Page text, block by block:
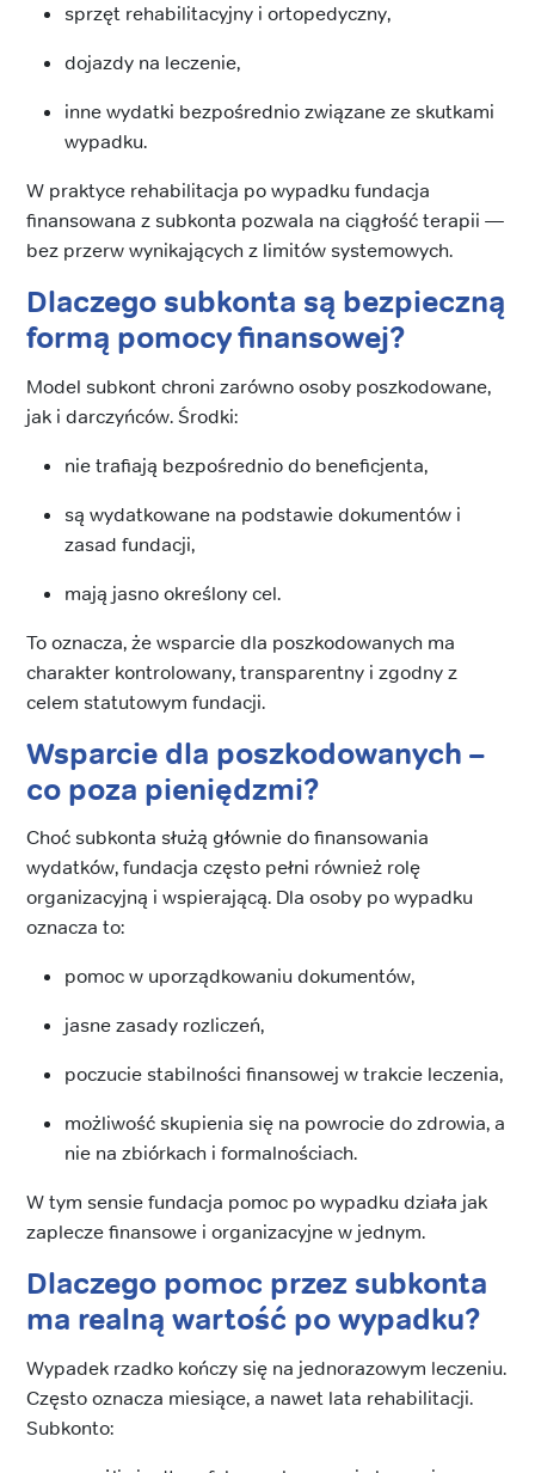
sprzęt rehabilitacyjny i ortopedyczny,
dojazdy na leczenie,
inne wydatki bezpośrednio związane ze skutkami
wypadku.
W praktyce rehabilitacja po wypadku fundacja
finansowana z subkonta pozwala na ciągłość terapii —
bez przerw wynikających z limitów systemowych.
Dlaczego subkonta są bezpieczną
formą pomocy finansowej?
Model subkont chroni zarówno osoby poszkodowane,
jak i darczyńców. Środki:
nie trafiają bezpośrednio do beneficjenta,
są wydatkowane na podstawie dokumentów i
zasad fundacji,
mają jasno określony cel.
To oznacza, że wsparcie dla poszkodowanych ma
charakter kontrolowany, transparentny i zgodny z
celem statutowym fundacji.
Wsparcie dla poszkodowanych –
co poza pieniędzmi?
Choć subkonta służą głównie do finansowania
wydatków, fundacja często pełni również rolę
organizacyjną i wspierającą. Dla osoby po wypadku
oznacza to:
pomoc w uporządkowaniu dokumentów,
jasne zasady rozliczeń,
poczucie stabilności finansowej w trakcie leczenia,
możliwość skupienia się na powrocie do zdrowia, a
nie na zbiórkach i formalnościach.
W tym sensie fundacja pomoc po wypadku działa jak
zaplecze finansowe i organizacyjne w jednym.
Dlaczego pomoc przez subkonta
ma realną wartość po wypadku?
Wypadek rzadko kończy się na jednorazowym leczeniu.
Często oznacza miesiące, a nawet lata rehabilitacji.
Subkonto: